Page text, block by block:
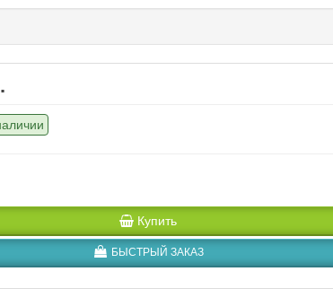
Купить
БЫСТРЫЙ ЗАКАЗ